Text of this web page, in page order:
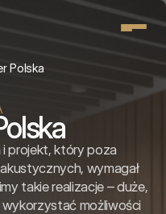
projekt, który poza
wymagał
takie realizacje – duże,
wykorzystać możliwości
Polska